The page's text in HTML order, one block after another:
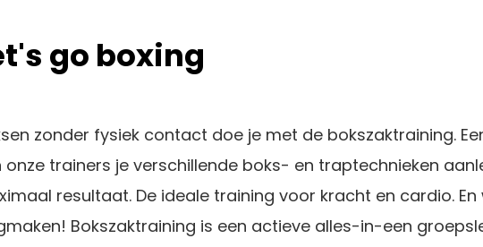
go boxing
zonder fysiek contact doe je met de bokszaktraining.
onze trainers je verschillende boks- en traptechnieken
resultaat. De ideale training voor kracht en cardio.
Bokszaktraining is een actieve alles-in-een